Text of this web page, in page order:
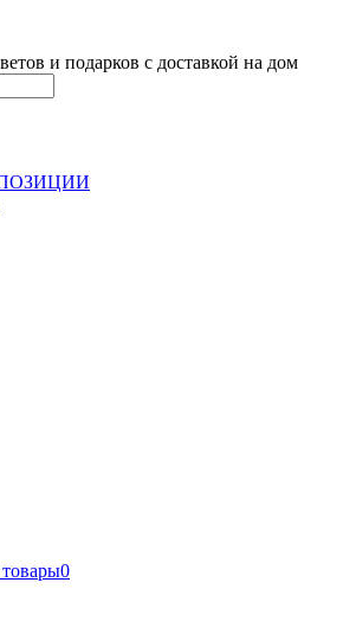
и подарков с доставкой на дом
0